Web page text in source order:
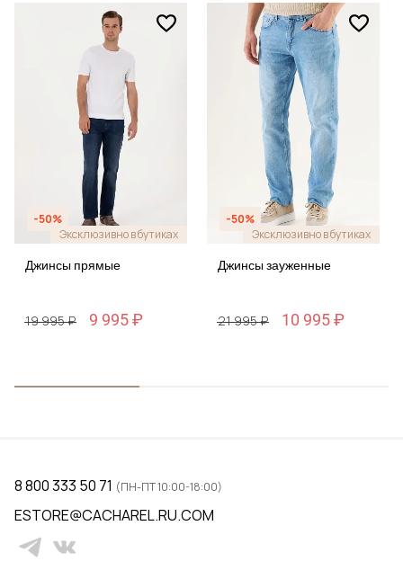
-50%
Эксклюзивно в бутиках
Джинсы прямые
19 995 ₽ 9 995 ₽
-50%
Эксклюзивно в бутиках
Джинсы зауженные
21 995 ₽ 10 995 ₽
8 800 333 50 71 (ПН-ПТ 10:00-18:00)
ESTORE@CACHAREL.RU.COM